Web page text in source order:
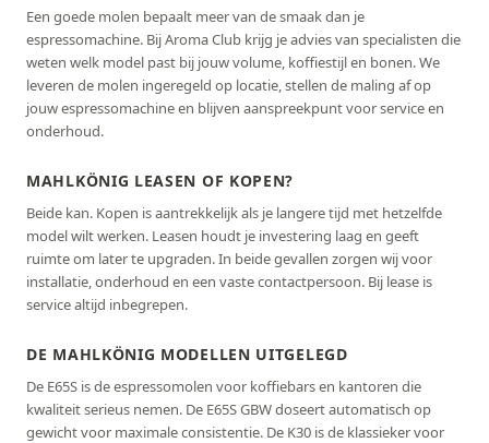
Een goede molen bepaalt meer van de smaak dan je
espressomachine. Bij Aroma Club krijg je advies van specialisten die
weten welk model past bij jouw volume, koffiestijl en bonen. We
leveren de molen ingeregeld op locatie, stellen de maling af op
jouw espressomachine en blijven aanspreekpunt voor service en
onderhoud.
MAHLKÖNIG LEASEN OF KOPEN?
Beide kan. Kopen is aantrekkelijk als je langere tijd met hetzelfde
model wilt werken. Leasen houdt je investering laag en geeft
ruimte om later te upgraden. In beide gevallen zorgen wij voor
installatie, onderhoud en een vaste contactpersoon. Bij lease is
service altijd inbegrepen.
DE MAHLKÖNIG MODELLEN UITGELEGD
De E65S is de espressomolen voor koffiebars en kantoren die
kwaliteit serieus nemen. De E65S GBW doseert automatisch op
gewicht voor maximale consistentie. De K30 is de klassieker voor